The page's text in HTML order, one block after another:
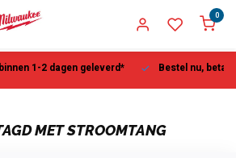
0
1-2 dagen geleverd* Bestel nu, betaal
MET STROOMTANG